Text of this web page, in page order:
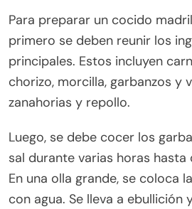
Para preparar un cocido
primero se deben reunir los
principales. Estos incluyen
chorizo, morcilla, garbanzos y
zanahorias y repollo.
Luego, se debe cocer los
sal durante varias horas hasta
En una olla grande, se coloca
con agua. Se lleva a ebullición